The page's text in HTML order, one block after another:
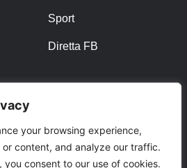
your browsing experience,
content, and analyze our traffic.
you consent to our use of cookies.
Sport
Diretta FB